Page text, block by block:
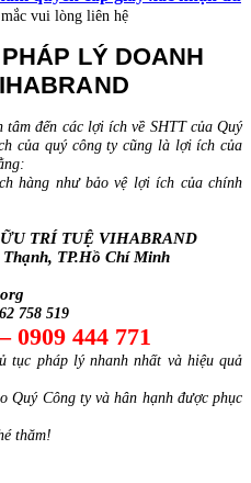
mắc vui lòng liên hệ
LÝ DOANH
đến các lợi ích về SHTT của Quý
của quý công ty cũng là lợi ích của
hàng như bảo vệ lợi ích của chính
TRÍ TUỆ VIHABRAND
TP.Hồ Chí Minh
758 519
0909 444 771
tục pháp lý nhanh nhất và hiệu quả
Quý Công ty và hân hạnh được phục
thăm!